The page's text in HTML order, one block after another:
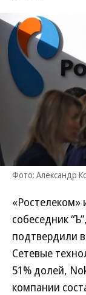
Фото: Александр
«Ростелеком»
собеседник
подтвердили
Сетевые
51% долей,
компании